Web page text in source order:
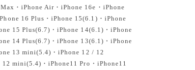
・iPhone Air・iPhone 16e・iPhone
16 Plus・iPhone 15(6.1)・iPhone
15 Plus(6.7)・iPhone 14(6.1)・iPhone
14 Plus(6.7)・iPhone 13(6.1)・iPhone
13 mini(5.4)・iPhone 12 / 12
mini(5.4)・iPhone11 Pro・iPhone11